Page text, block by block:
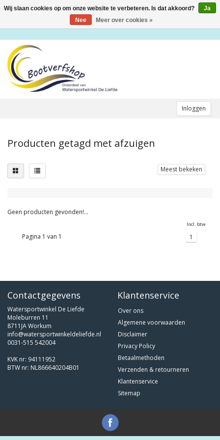
Inloggen
Toggle
Producten getagd met afzuigen
Meest bekeken
Geen producten gevonden!...
Incl. btw
Pagina 1 van 1 1
Contactgegevens
Watersportwinkel De Liefde
Moleburren 11
8711JA Workum
info@watersportwinkeldeliefde.nl
0031-515 542004
KVK nr: 94111952
BTW nr: NL866640204B01
Klantenservice
Over ons
Algemene voorwaarden
Disclaimer
Privacy Policy
Betaalmethoden
Verzenden & retourneren
Klantenservice
Sitemap
Wij slaan cookies op om onze website te verbeteren. Is dat akkoord?
Ja
Nee
Meer over cookies »